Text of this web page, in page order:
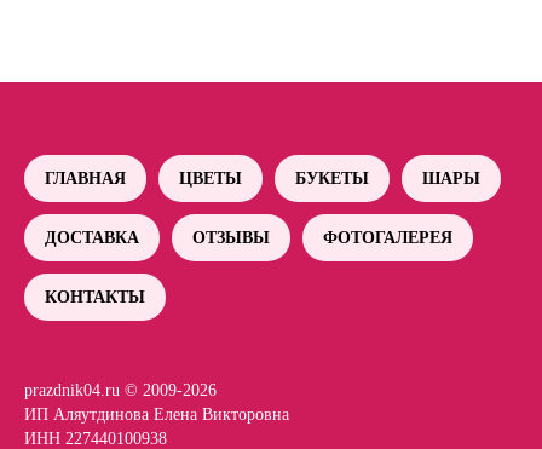
ГЛАВНАЯ ЦВЕТЫ БУКЕТЫ ШАРЫ
ДОСТАВКА ОТЗЫВЫ ФОТОГАЛЕРЕЯ
КОНТАКТЫ
prazdnik04.ru © 2009-2026
ИП Аляутдинова Елена Викторовна
ИНН 227440100938